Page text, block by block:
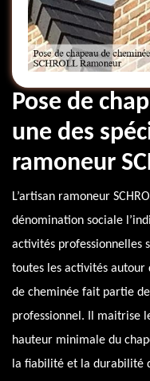
Pose de
une des
ramoneur
L’artisan ramoneur
dénomination sociale
activités professionnelles
toutes les activités autour
de cheminée fait partie
professionnel. Il maitrise
hauteur minimale du
la fiabilité et la durabilité